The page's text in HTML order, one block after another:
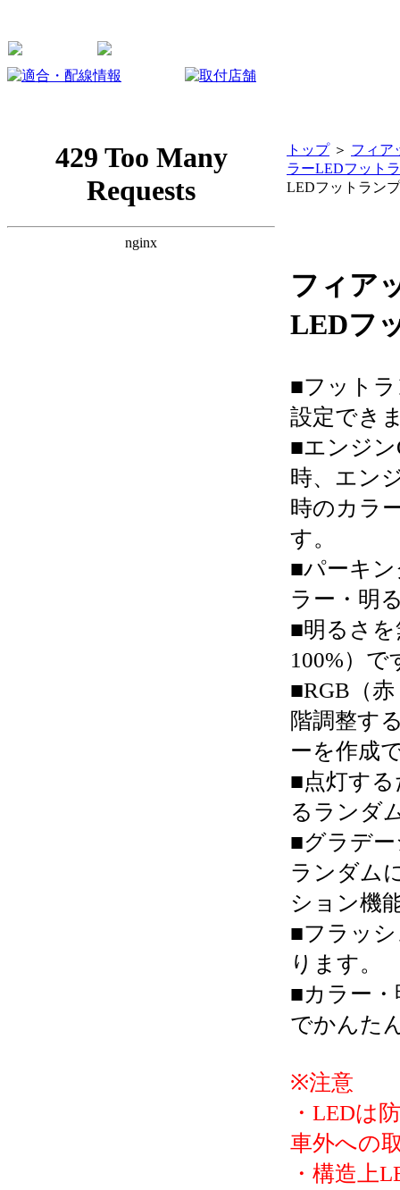
トップ＞ フィア
ラーLEDフット
LEDフットラン
フィア
LEDフ
■フット
設定でき
■エンジ
時、エン
時のカラ
す。
■パーキ
ラー・明
■明るさを
100%）で
■RGB（
階調整す
ーを作成
■点灯す
るランダ
■グラデ
ランダム
ション機
■フラッ
ります。
■カラー
でかんた
※注意
・LEDは
車外への
・構造上